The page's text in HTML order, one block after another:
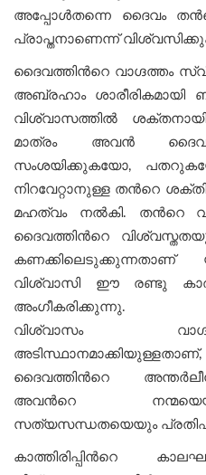
അപ്പോള്‍തന്നെ ദൈവം
പ്രാപ്തനാണെന്ന്
ദൈവത്തിന്‍റെ വാഗ്ദത്തം
അബ്രഹാം ശാരീരികമായി
വിശ്വാസത്തിൽ
മാത്രം അവൻ
സംശയിക്കുകയോ,
നിറവേറ്റാനുള്ള തന്‍റെ
മഹത്വം നൽകി. തന്‍റെ
ദൈവത്തിന്‍റെ
കണക്കിലെടുക്കുന്നതാണ്
വിശ്വാസി ഈ രണ്ടു
അംഗീകരിക്കുന്നു.
വിശ്വാസം
ദൈവത്തിന്‍റെ
അവന്‍റെ
സത്യസന്ധതയെയും
കാത്തിരിപ്പിന്‍റെ